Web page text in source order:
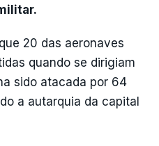
20 das aeronaves
quando se dirigiam
sido atacada por 64
a autarquia da capital